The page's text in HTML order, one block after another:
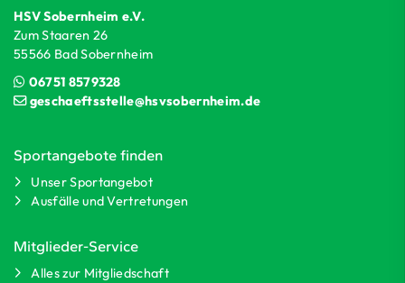
HSV Sobernheim e.V.
Zum Staaren 26
55566 Bad Sobernheim
06751 8579328
geschaeftsstelle@hsvsobernheim.de
Sportangebote finden
Unser Sportangebot
Ausfälle und Vertretungen
Mitglieder-Service
Alles zur Mitgliedschaft